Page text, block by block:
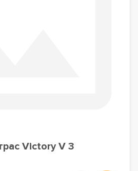
Victory V 3